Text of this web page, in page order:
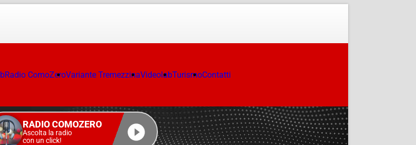
Radio ComoZeroVariante TremezzinaVideolabTurismoContatti
RADIO COMOZERO
Ascolta la radio
con un click!